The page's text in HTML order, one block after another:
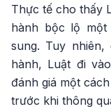
Thực tế cho thấy
hành bộc lộ
sung. Tuy
hành, Luật đi
đánh giá một
trước khi thông